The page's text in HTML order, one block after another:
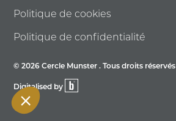
Politique de cookies
Politique de confidentialité
© 2026 Cercle Munster . Tous droits réservés
Digitalised by